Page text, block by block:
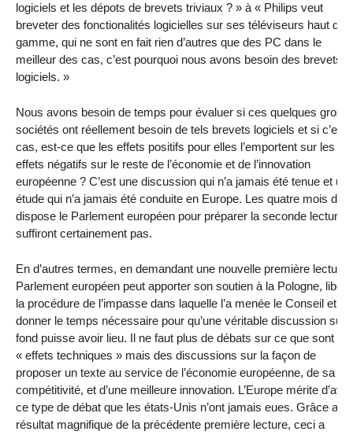
logiciels et les dépots de brevets triviaux ? » à « Philips veut
breveter des fonctionalités logicielles sur ses téléviseurs haut de
gamme, qui ne sont en fait rien d’autres que des PC dans le
meilleur des cas, c’est pourquoi nous avons besoin des brevets
logiciels. »
Nous avons besoin de temps pour évaluer si ces quelques
sociétés ont réellement besoin de tels brevets logiciels et si c’est
cas, est-ce que les effets positifs pour elles l’emportent sur les
effets négatifs sur le reste de l’économie et de l’innovation
européenne ? C’est une discussion qui n’a jamais été tenue et
étude qui n’a jamais été conduite en Europe. Les quatre mois dont
dispose le Parlement européen pour préparer la seconde lecture
suffiront certainement pas.
En d’autres termes, en demandant une nouvelle première lecture,
Parlement européen peut apporter son soutien à la Pologne,
la procédure de l’impasse dans laquelle l’a menée le Conseil et
donner le temps nécessaire pour qu’une véritable discussion sur
fond puisse avoir lieu. Il ne faut plus de débats sur ce que sont les
« effets techniques » mais des discussions sur la façon de
proposer un texte au service de l’économie européenne, de sa
compétitivité, et d’une meilleure innovation. L’Europe mérite
ce type de débat que les états-Unis n’ont jamais eues. Grâce au
résultat magnifique de la précédente première lecture, ceci a